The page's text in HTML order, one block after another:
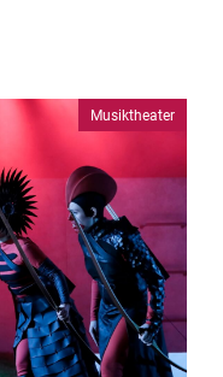
Musiktheater